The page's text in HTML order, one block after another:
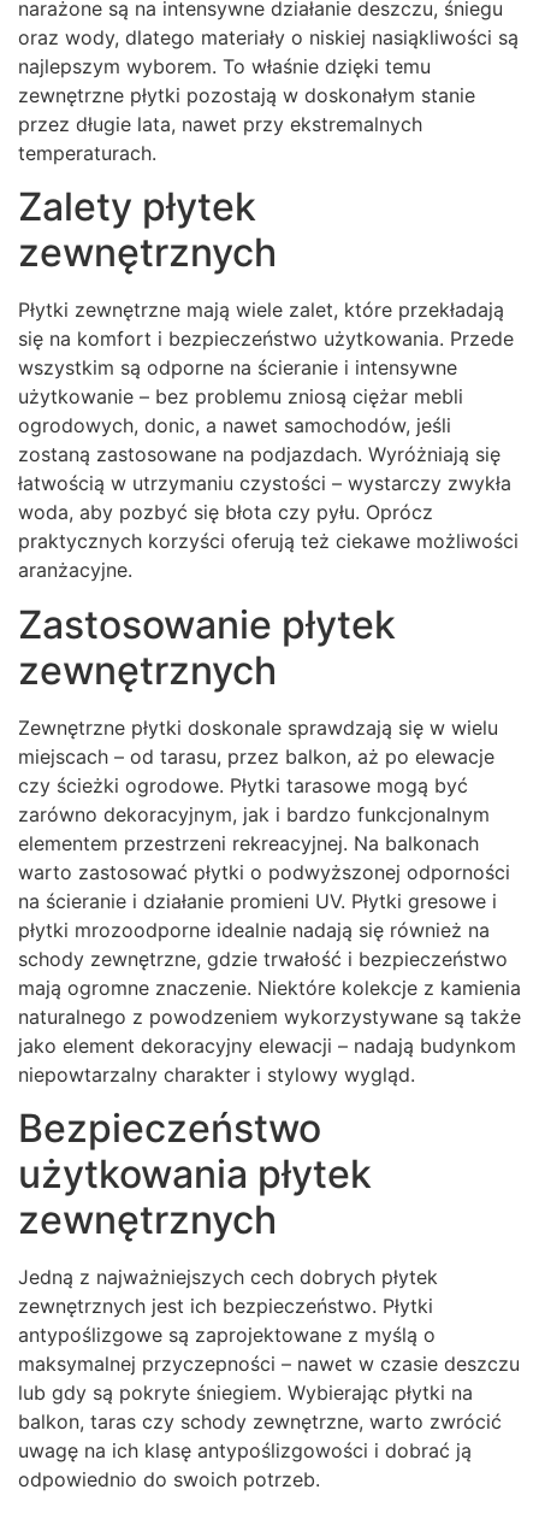
narażone są na intensywne działanie deszczu, śniegu
oraz wody, dlatego materiały o niskiej nasiąkliwości są
najlepszym wyborem. To właśnie dzięki temu
zewnętrzne płytki pozostają w doskonałym stanie
przez długie lata, nawet przy ekstremalnych
temperaturach.
Zalety płytek
zewnętrznych
Płytki zewnętrzne mają wiele zalet, które przekładają
się na komfort i bezpieczeństwo użytkowania. Przede
wszystkim są odporne na ścieranie i intensywne
użytkowanie – bez problemu zniosą ciężar mebli
ogrodowych, donic, a nawet samochodów, jeśli
zostaną zastosowane na podjazdach. Wyróżniają się
łatwością w utrzymaniu czystości – wystarczy zwykła
woda, aby pozbyć się błota czy pyłu. Oprócz
praktycznych korzyści oferują też ciekawe możliwości
aranżacyjne.
Zastosowanie płytek
zewnętrznych
Zewnętrzne płytki doskonale sprawdzają się w wielu
miejscach – od tarasu, przez balkon, aż po elewacje
czy ścieżki ogrodowe. Płytki tarasowe mogą być
zarówno dekoracyjnym, jak i bardzo funkcjonalnym
elementem przestrzeni rekreacyjnej. Na balkonach
warto zastosować płytki o podwyższonej odporności
na ścieranie i działanie promieni UV. Płytki gresowe i
płytki mrozoodporne idealnie nadają się również na
schody zewnętrzne, gdzie trwałość i bezpieczeństwo
mają ogromne znaczenie. Niektóre kolekcje z kamienia
naturalnego z powodzeniem wykorzystywane są także
jako element dekoracyjny elewacji – nadają budynkom
niepowtarzalny charakter i stylowy wygląd.
Bezpieczeństwo
użytkowania płytek
zewnętrznych
Jedną z najważniejszych cech dobrych płytek
zewnętrznych jest ich bezpieczeństwo. Płytki
antypoślizgowe są zaprojektowane z myślą o
maksymalnej przyczepności – nawet w czasie deszczu
lub gdy są pokryte śniegiem. Wybierając płytki na
balkon, taras czy schody zewnętrzne, warto zwrócić
uwagę na ich klasę antypoślizgowości i dobrać ją
odpowiednio do swoich potrzeb.